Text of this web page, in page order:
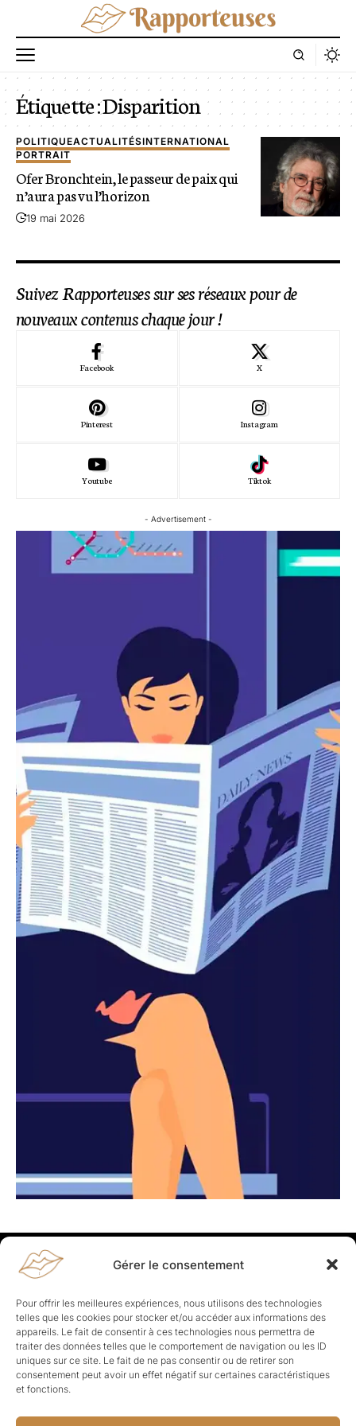
Gérer le consentement
Pour offrir les meilleures expériences, nous utilisons des technologies
telles que les cookies pour stocker et/ou accéder aux informations des
appareils. Le fait de consentir à ces technologies nous permettra de
traiter des données telles que le comportement de navigation ou les ID
uniques sur ce site. Le fait de ne pas consentir ou de retirer son
consentement peut avoir un effet négatif sur certaines caractéristiques
et fonctions.
Étiquette :Disparition
POLITIQUEACTUALITÉSINTERNATIONAL
PORTRAIT
Ofer Bronchtein, le passeur de paix qui
n’aura pas vu l’horizon
19 mai 2026
Suivez Rapporteuses sur ses réseaux pour de
nouveaux contenus chaque jour !
Facebook X
Pinterest Instagram
Youtube Tiktok
- Advertisement -
Rapporteuses
À propos de Rapporteuses :Rapporteuses, c’est l’histoire de
Parisiennes, bien dans leurs baskets qui aiment rapporter ce qui leur
cause, leur apporte et leur rapporte !
Les Topics
Société Politique Business Culture
Sport
Lifestyle